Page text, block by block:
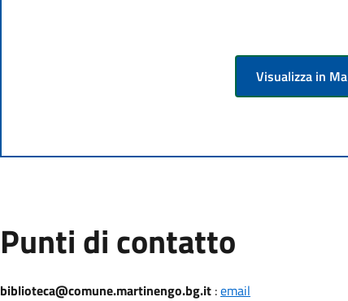
Visualizza in
Punti di contatto
biblioteca@comune.martinengo.bg.it:email